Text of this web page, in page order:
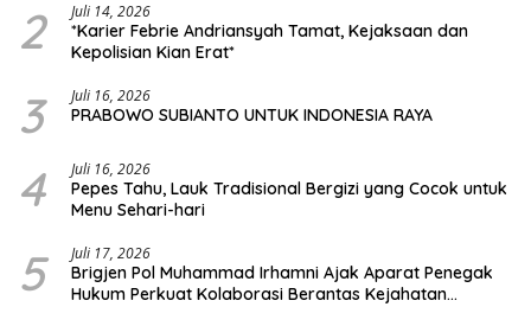
2 Juli 14, 2026
*Karier Febrie Andriansyah Tamat, Kejaksaan dan
Kepolisian Kian Erat*
3 Juli 16, 2026
PRABOWO SUBIANTO UNTUK INDONESIA RAYA
4 Juli 16, 2026
Pepes Tahu, Lauk Tradisional Bergizi yang Cocok untuk
Menu Sehari-hari
5 Juli 17, 2026
Brigjen Pol Muhammad Irhamni Ajak Aparat Penegak
Hukum Perkuat Kolaborasi Berantas Kejahatan